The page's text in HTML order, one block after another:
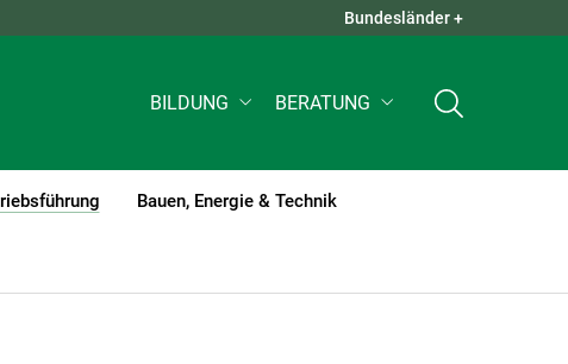
QUICK LINKS +
Bundesländer +
BILDUNG BERATUNG
(current)1
Bauen, Energie & Technik